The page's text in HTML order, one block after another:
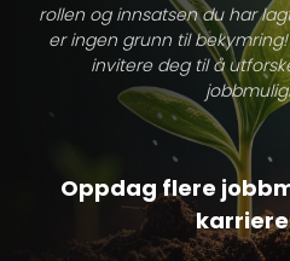
rollen og innsatsen du har
er ingen grunn til
invitere deg til å
Oppdag flere